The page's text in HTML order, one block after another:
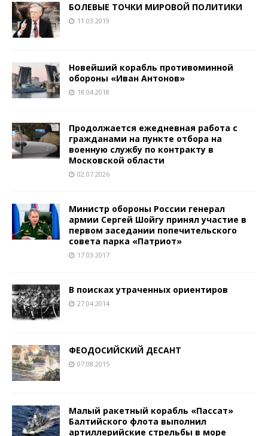
БОЛЕВЫЕ ТОЧКИ МИРОВОЙ ПОЛИТИКИ
11.03.2019
Новейший корабль противоминной
обороны «Иван Антонов»
18.04.2018
Продолжается ежедневная работа с
гражданами на пункте отбора на
военную службу по контракту в
Московской области
02.07.2026
Министр обороны России генерал
армии Сергей Шойгу принял участие в
первом заседании попечительского
совета парка «Патриот»
17.03.2017
В поисках утраченных ориентиров
27.04.2014
ФЕОДОСИЙСКИЙ ДЕСАНТ
07.08.2015
Малый ракетный корабль «Пассат»
Балтийского флота выполнил
артиллерийские стрельбы в море